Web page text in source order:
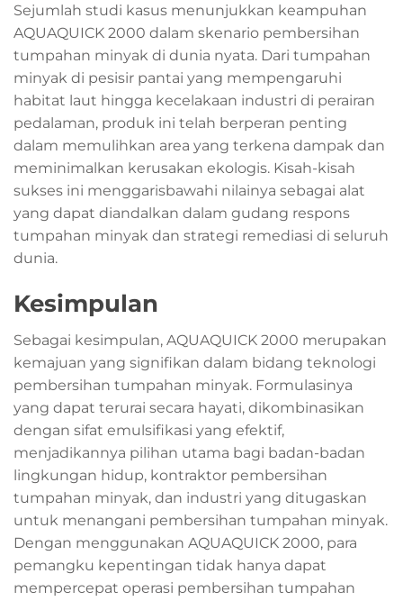
Sejumlah studi kasus menunjukkan keampuhan
AQUAQUICK 2000 dalam skenario pembersihan
tumpahan minyak di dunia nyata. Dari tumpahan
minyak di pesisir pantai yang mempengaruhi
habitat laut hingga kecelakaan industri di perairan
pedalaman, produk ini telah berperan penting
dalam memulihkan area yang terkena dampak dan
meminimalkan kerusakan ekologis. Kisah-kisah
sukses ini menggarisbawahi nilainya sebagai alat
yang dapat diandalkan dalam gudang respons
tumpahan minyak dan strategi remediasi di seluruh
dunia.
Kesimpulan
Sebagai kesimpulan, AQUAQUICK 2000 merupakan
kemajuan yang signifikan dalam bidang teknologi
pembersihan tumpahan minyak. Formulasinya
yang dapat terurai secara hayati, dikombinasikan
dengan sifat emulsifikasi yang efektif,
menjadikannya pilihan utama bagi badan-badan
lingkungan hidup, kontraktor pembersihan
tumpahan minyak, dan industri yang ditugaskan
untuk menangani pembersihan tumpahan minyak.
Dengan menggunakan AQUAQUICK 2000, para
pemangku kepentingan tidak hanya dapat
mempercepat operasi pembersihan tumpahan